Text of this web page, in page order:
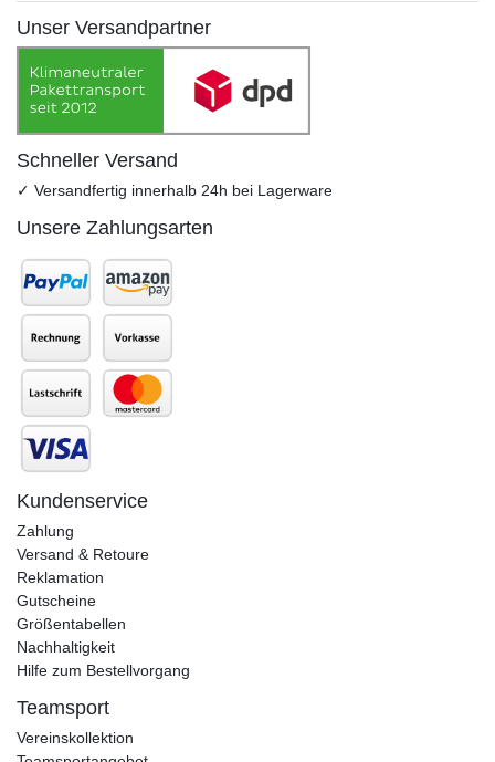
Unser Versandpartner
Schneller Versand
✓ Versandfertig innerhalb 24h bei Lagerware
Unsere Zahlungsarten
Kundenservice
Zahlung
Versand & Retoure
Reklamation
Gutscheine
Größentabellen
Nachhaltigkeit
Hilfe zum Bestellvorgang
Teamsport
Vereinskollektion